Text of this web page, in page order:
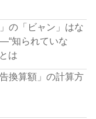
の「ビャン」はな
知られていな
は
換算額」の計算方